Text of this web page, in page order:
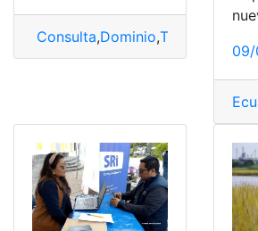
Consulta,Dominio,Traspaso